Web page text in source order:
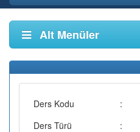
Alt Menüler
Ders Kodu
:
Ders Türü
: